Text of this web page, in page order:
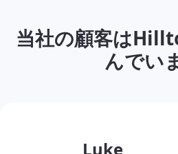
当社の顧客は
んでい
Luke